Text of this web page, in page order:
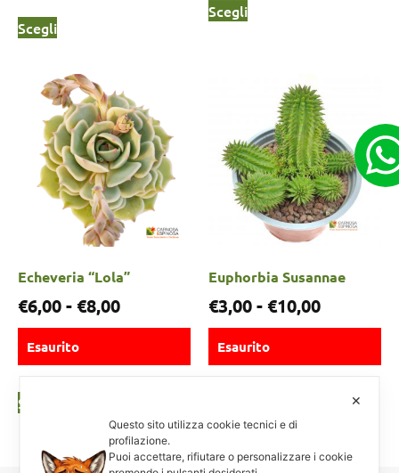
Scegli
Scegli
Echeveria “Lola”
€6,00- €8,00
Esaurito
Scegli
Euphorbia Susannae
€3,00- €10,00
Esaurito
✕
Questo sito utilizza cookie tecnici e di
profilazione.
Puoi accettare, rifiutare o personalizzare i cookie